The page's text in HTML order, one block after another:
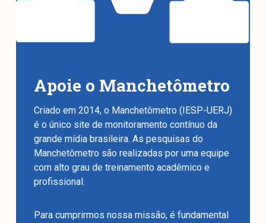
Apoie o Manchetômetro
Criado em 2014, o Manchetômetro (IESP-UERJ)
é o único site de monitoramento contínuo da
grande mídia brasileira. As pesquisas do
Manchetômetro são realizadas por uma equipe
com alto grau de treinamento acadêmico e
profissional.
Para cumprirmos nossa missão, é fundamental